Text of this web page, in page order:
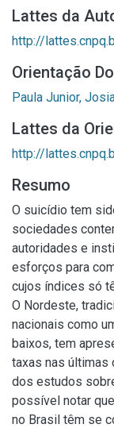
Lattes da
http://
Orientação
Paula Junior,
Lattes da
http://
Resumo
O suicídio tem
sociedades
autoridades e
esforços para
cujos índices só
O Nordeste,
nacionais como
baixos, tem
taxas nas últimas
dos estudos
possível notar
no Brasil têm se